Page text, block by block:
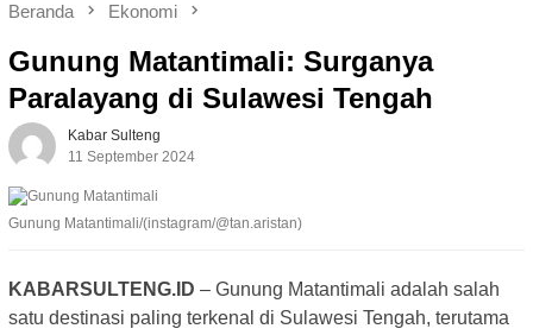
Beranda Ekonomi
Gunung Matantimali: Surganya
Paralayang di Sulawesi Tengah
Kabar Sulteng
11 September 2024
Gunung Matantimali/(instagram/@tan.aristan)
KABARSULTENG.ID – Gunung Matantimali adalah salah
satu destinasi paling terkenal di Sulawesi Tengah, terutama